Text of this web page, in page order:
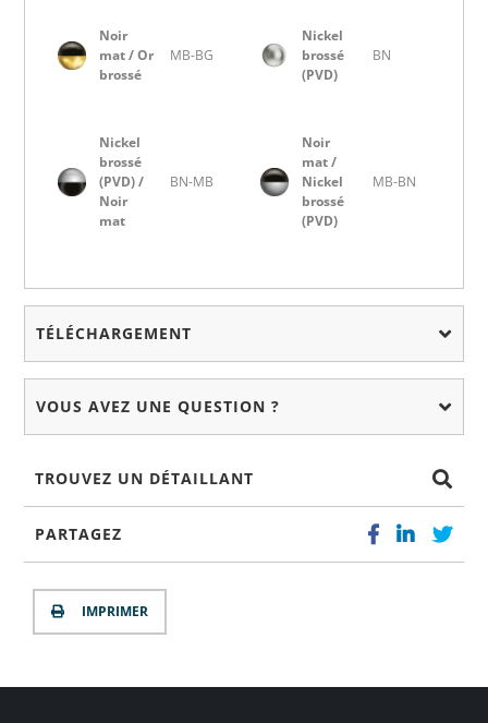
Noir
mat / Or
brossé
MB-BG
Nickel
brossé
(PVD)
BN
Nickel
brossé
(PVD) /
Noir
mat
BN-MB
Noir
mat /
Nickel
brossé
(PVD)
MB-BN
TÉLÉCHARGEMENT
VOUS AVEZ UNE QUESTION ?
TROUVEZ UN DÉTAILLANT
PARTAGEZ
IMPRIMER